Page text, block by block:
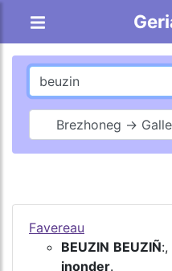
Brezhoneg →
Favereau
BEUZIN BEUZIÑ
inonder.